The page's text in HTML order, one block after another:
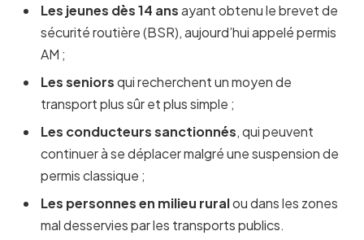
Les jeunes dès 14 ansayant obtenu le brevet de
sécurité routière (BSR), aujourd’hui appelé permis
AM ;
Les seniorsqui recherchent un moyen de
transport plus sûr et plus simple ;
Les conducteurs sanctionnés, qui peuvent
continuer à se déplacer malgré une suspension de
permis classique ;
Les personnes en milieu ruralou dans les zones
mal desservies par les transports publics.